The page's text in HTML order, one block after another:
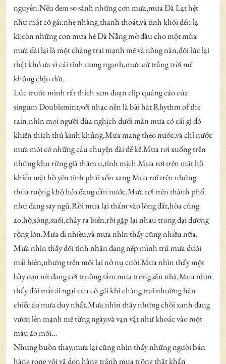
nguyên.Nếu đem so sánh những cơn mưa,mưa Đà Lạt hệt
như một cô gái:nhẹ nhàng,thanh thoát,và tinh khôi đến lạ
kì;còn những cơn mưa hè Đà Nẵng mở đầu cho một mùa
mưa dài lại là một chàng trai mạnh mẽ và nồng nàn,đôi lúc lại
thật khó ưa vì cái tính ương ngạnh,mưa cứ trắng trời mà
không chịu dứt.
Lúc trước mình rất thích xem đoạn clip quảng cáo của
singum Doublemint,với nhạc nền là bài hát Rhythm of the
rain,nhìn mọi người đùa nghịch dưới màn mưa có cái gì đó
khiến thích thú kinh khủng.Mưa mang theo nước,và chỉ nước
mưa mới có những câu chuyện dài để kể.Mưa rơi xuống trên
những khu rừng già thâm u,tĩnh mịch.Mưa rơi trên mặt hồ
khiến mặt hồ yên tĩnh phải xốn xang.Mưa rơi trên những
thửa ruộng khô héo đang cần nước.Mưa rơi trên thành phố
như đang say ngủ.Rồi mưa lại thấm vào lòng đất,hòa cùng
ao,hồ,sông,suối,chảy ra biển,rồi gặp lại nhau trong đại dương
rộng lớn.Mưa đi nhiều,và mưa nhìn thấy cũng nhiều nữa.
Mưa nhìn thấy đôi tình nhân đang nép mình trú mưa dưới
mái hiên,nhưng trên môi lại nở nụ cười.Mưa nhìn thấy một
bầy con nít đang cởi truồng tắm mưa trong sân nhà.Mưa nhìn
thấy đôi mắt ái ngại của cô gái khi chàng trai nhường hẳn
chiếc áo mưa duy nhất.Mưa nhìn thấy những chồi xanh đang
vươn lên mạnh mẽ từng ngày,và vạn vật như khoác vào một
màu áo mới…
Nhưng buồn thay,mưa lại cũng nhìn thấy những người bán
hàng rong vội vã dọn hàng tránh mưa trông thật khẩn